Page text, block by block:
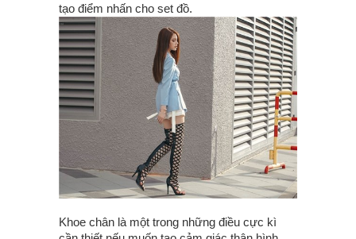
tạo điểm nhấn cho set đồ.
Khoe chân là một trong những điều cực kì